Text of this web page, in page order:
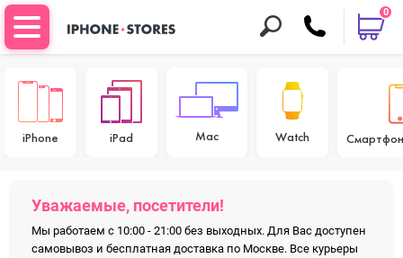
0
iPhone iPad Mac Watch
Уважаемые, посетители!
Мы работаем с 10:00 - 21:00 без выходных. Для Вас доступен
самовывоз и бесплатная доставка по Москве. Все курьеры